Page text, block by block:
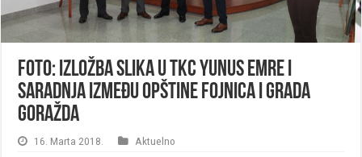
FOTO: Izložba slika u TKC Yunus Emre i
saradnja između opštine Fojnica i Grada
Goražda
16. Marta 2018. Aktuelno